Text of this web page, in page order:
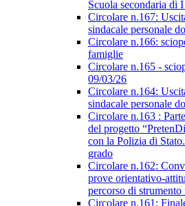
Scuola secondaria di
Circolare n.167:
sindacale personale
Circolare n.166:
famiglie
Circolare n.165 -
09/03/26
Circolare n.164:
sindacale personale
Circolare n.163 :
del progetto
con la Polizia di
grado
Circolare n.162:
prove orientativo-
percorso di
Circolare n.161: